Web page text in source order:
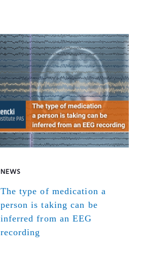
NEWS
The type of medication a
person is taking can be
inferred from an EEG
recording